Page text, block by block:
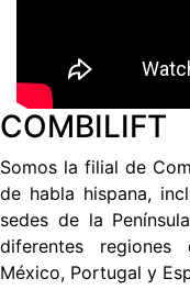
COMBILIFT
Somos la filial de
de habla hispana,
sedes de la
diferentes regiones
México, Portugal y